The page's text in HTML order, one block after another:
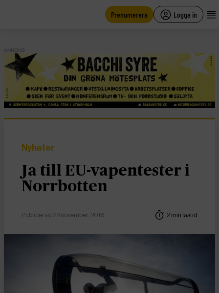
Prenumerera Logga in
ANNONS
Nyheter
Ja till EU-vapentester i
Norrbotten
Publicerad 22 november, 2018 2 min lästid